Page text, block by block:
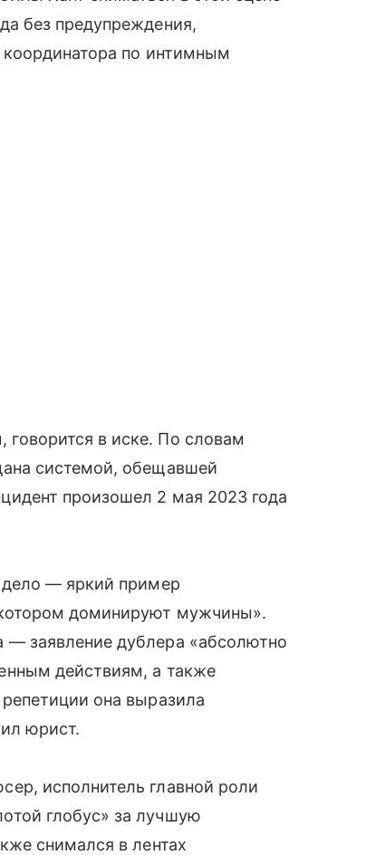
без предупреждения,
координатора по интимным
в иске. По словам
системой, обещавшей
произошел 2 мая 2023 года
дело — яркий пример
котором доминируют мужчины».
заявление дублера «абсолютно
действиям, а также
она выразила
юрист.
исполнитель главной роли
глобус» за лучшую
снимался в лентах